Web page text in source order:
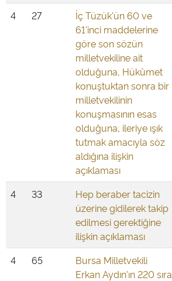
4 27
İç Tüzük'ün 60 ve
61'inci maddelerine
göre son sözün
milletvekiline ait
olduğuna, Hükûmet
konuştuktan sonra bir
milletvekilinin
konuşmasının esas
olduğuna, ileriye ışık
tutmak amacıyla söz
aldığına ilişkin
açıklaması
4 33
Hep beraber tacizin
üzerine gidilerek takip
edilmesi gerektiğine
ilişkin açıklaması
4 65
Bursa Milletvekili
Erkan Aydın'ın 220 sıra